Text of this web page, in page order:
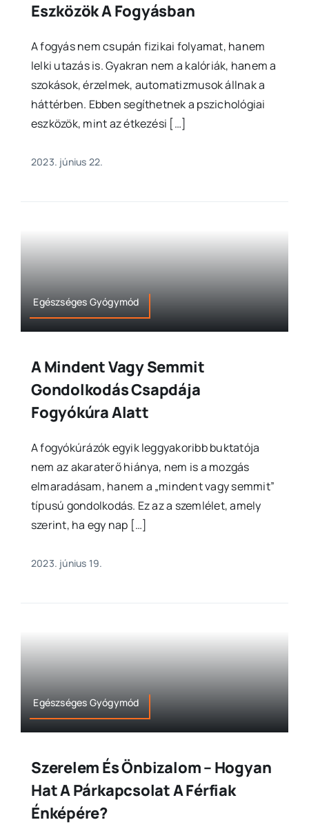
Eszközök A Fogyásban
A fogyás nem csupán fizikai folyamat, hanem
lelki utazás is. Gyakran nem a kalóriák, hanem a
szokások, érzelmek, automatizmusok állnak a
háttérben. Ebben segíthetnek a pszichológiai
eszközök, mint az étkezési […]
2023. június 22.
Egészséges Gyógymód
A Mindent Vagy Semmit
Gondolkodás Csapdája
Fogyókúra Alatt
A fogyókúrázók egyik leggyakoribb buktatója
nem az akaraterő hiánya, nem is a mozgás
elmaradásam, hanem a „mindent vagy semmit”
típusú gondolkodás. Ez az a szemlélet, amely
szerint, ha egy nap […]
2023. június 19.
Egészséges Gyógymód
Szerelem És Önbizalom – Hogyan
Hat A Párkapcsolat A Férfiak
Énképére?